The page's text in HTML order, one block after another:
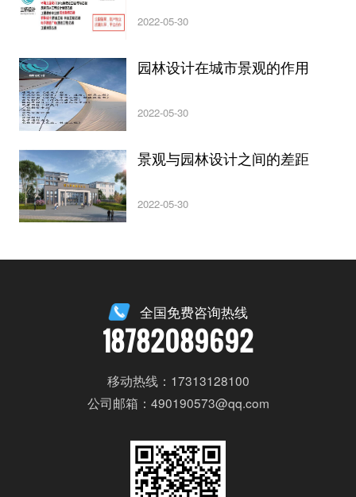
2022-05-30
园林设计在城市景观的作用
2022-05-30
景观与园林设计之间的差距
2022-05-30
全国免费咨询热线
18782089692
移动热线：17313128100
公司邮箱：490190573@qq.com